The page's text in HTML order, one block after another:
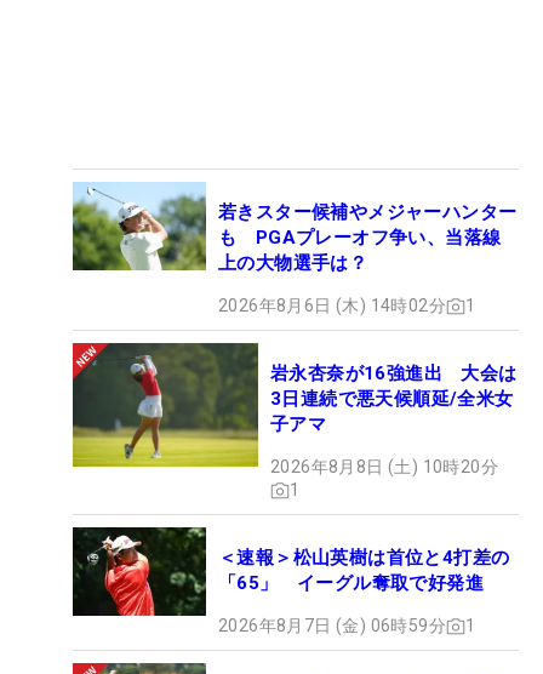
若きスター候補やメジャーハンター
も PGAプレーオフ争い、当落線
上の大物選手は？
2026年8月6日 (木) 14時02分 1
岩永杏奈が16強進出 大会は
3日連続で悪天候順延/全米女
子アマ
2026年8月8日 (土) 10時20分
1
＜速報＞松山英樹は首位と4打差の
「65」 イーグル奪取で好発進
2026年8月7日 (金) 06時59分 1